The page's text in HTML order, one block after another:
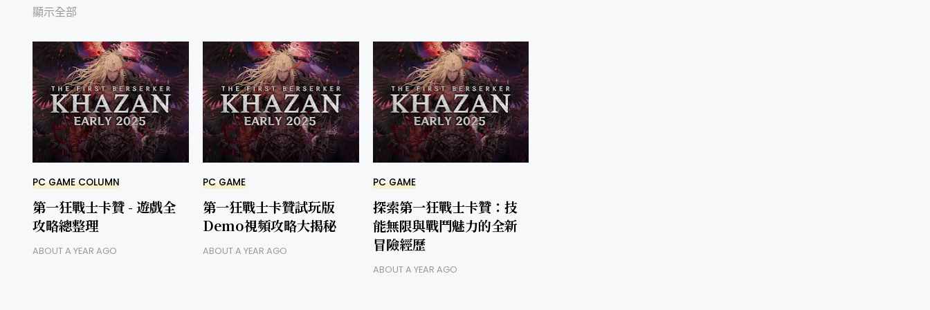
顯示全部
PC GAME COLUMN
第一狂戰士卡贊 - 遊戲全
攻略總整理
ABOUT A YEAR AGO
PC GAME
第一狂戰士卡贊試玩版
Demo視頻攻略大揭秘
ABOUT A YEAR AGO
PC GAME
探索第一狂戰士卡贊：技
能無限與戰鬥魅力的全新
冒險經歷
ABOUT A YEAR AGO